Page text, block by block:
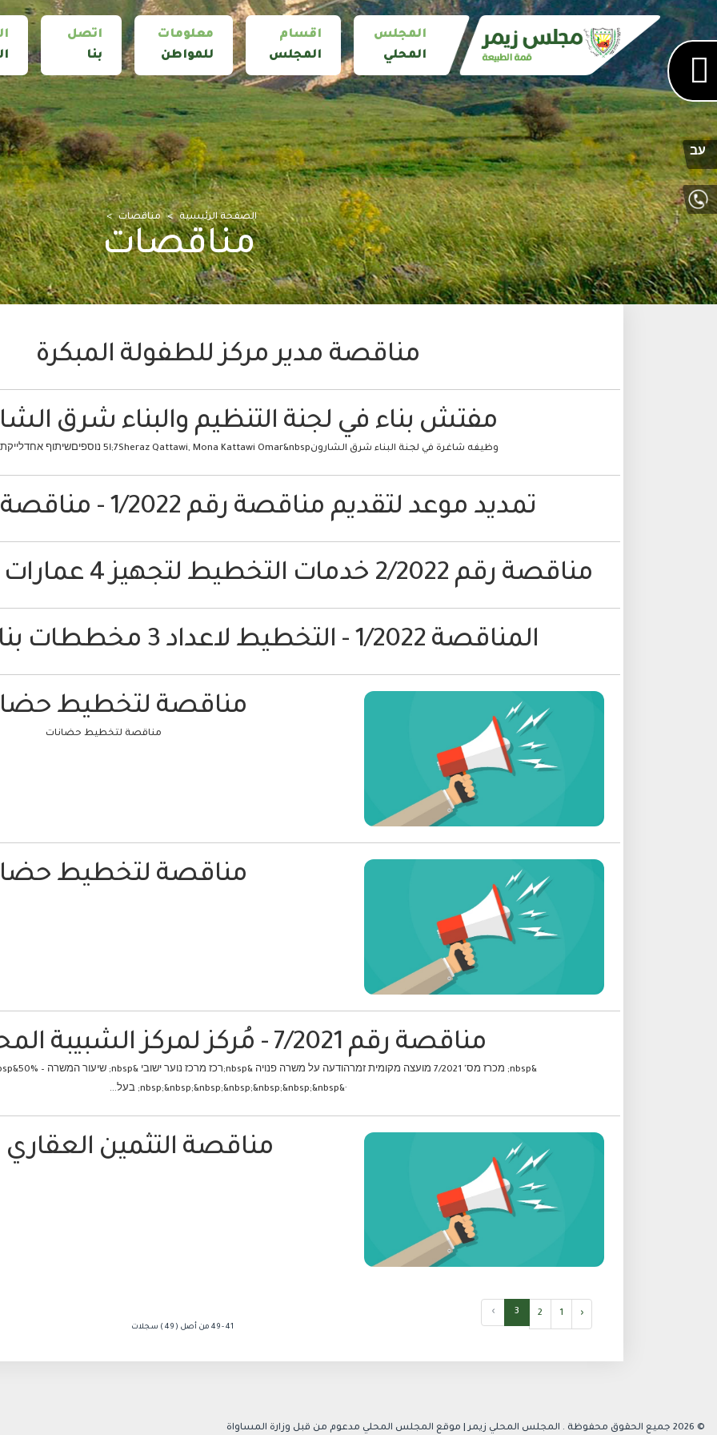
المجلس
المحلي
اقسام
المجلس
معلومات
للمواطن
اتصل
بنا
עב
الصفحة الرئيسية مناقصات
مناقصات
مناقصة مدير مركز للطفولة المبكرة
مفتش بناء في لجنة التنظيم والبناء شرق
وظيفه شاغرة في لجنة البناء شرق الشارون7Sheraz Qattawi, Mona Kattawi Omar&nbsp;ו5 נוספיםשיתוף אחדלייקתגובהשתפי
تمديد موعد لتقديم مناقصة رقم 1/2022 - مناقصة 2/2022
مناقصة رقم 2/2022 خدمات التخطيط لتجهيز 4 عمارات في قرى زيمر
المناقصة 1/2022 - التخطيط لاعداد 3 مخططات بناء مدينة
مناقصة لتخطيط
مناقصة لتخطيط حضانات
مناقصة لتخطيط
مناقصة رقم 7/2021 - مُركز لمركز الشبيبة المحلي
·&nbsp;&nbsp;&nbsp;&nbsp;&nbsp;&nbsp;&nbsp; בעל...
مناقصة التثمين العقاري 1-2021
‹
1
2
3
›
41 - 49 من أصل ( 49 ) سجلات
© 2026 جميع الحقوق محفوظة . المجلس المحلي زيمر| موقع المجلس المحلي مدعوم من قبل وزارة المساواة